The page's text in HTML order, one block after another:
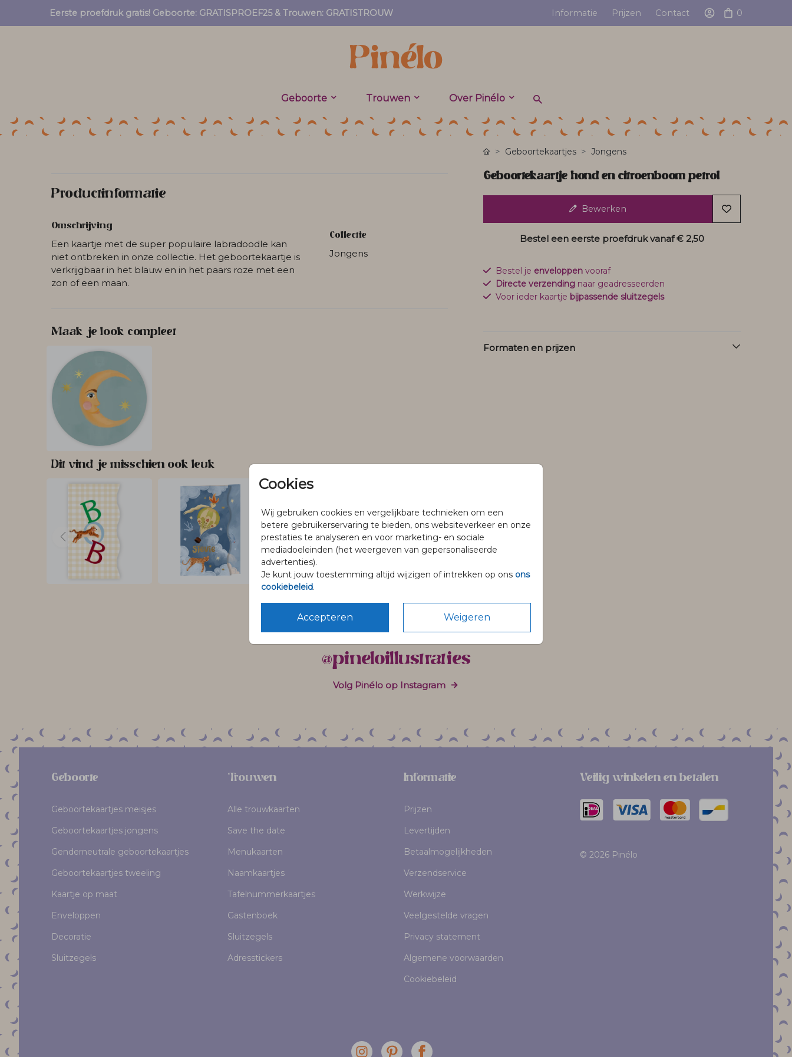
Eerste proefdruk gratis! Geboorte: GRATISPROEF25 & Trouwen: GRATISTROUW Informatie Prijzen Contact 0
Geboorte Trouwen Over Pinélo
Cookies
Wij gebruiken cookies en vergelijkbare technieken om een
betere gebruikerservaring te bieden, ons websiteverkeer en onze
prestaties te analyseren en voor marketing- en sociale
mediadoeleinden (het weergeven van gepersonaliseerde
advertenties).
Je kunt jouw toestemming altijd wijzigen of intrekken op ons ons
cookiebeleid.
Accepteren Weigeren
Productinformatie
Omschrijving
Een kaartje met de super populaire labradoodle kan
niet ontbreken in onze collectie. Het geboortekaartje is
verkrijgbaar in het blauw en in het paars roze met een
zon of een maan.
Collectie
Jongens
Maak je look compleet
Dit vind je misschien ook leuk
Geboortekaartjes Jongens
Geboortekaartje hond en citroenboom petrol
Bewerken
Bestel een eerste proefdruk vanaf€ 2,50
Bestel je enveloppenvooraf
Directe verzendingnaar geadresseerden
Voor ieder kaartje bijpassende sluitzegels
Formaten en prijzen
@pineloillustraties
Volg Pinélo op Instagram
Geboorte
Geboortekaartjes meisjes
Geboortekaartjes jongens
Genderneutrale geboortekaartjes
Geboortekaartjes tweeling
Kaartje op maat
Enveloppen
Decoratie
Sluitzegels
Trouwen
Alle trouwkaarten
Save the date
Menukaarten
Naamkaartjes
Tafelnummerkaartjes
Gastenboek
Sluitzegels
Adresstickers
Informatie
Prijzen
Levertijden
Betaalmogelijkheden
Verzendservice
Werkwijze
Veelgestelde vragen
Privacy statement
Algemene voorwaarden
Cookiebeleid
Veilig winkelen en betalen
© 2026 Pinélo